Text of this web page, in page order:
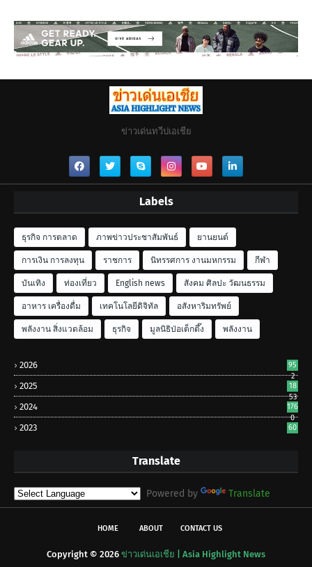
ข่าวเด่นทวีปเอเชีย
Labels
ธุรกิจ การตลาด ภาพข่าวประชาสัมพันธ์ ยานยนต์
การเงิน การลงทุน ราชการ นิทรรศการ งานมหกรรม กีฬา
บันเทิง ท่องเที่ยว English news สังคม ศิลปะ วัฒนธรรม
อาหาร เครื่องดื่ม เทคโนโลยีดิจิทัล อสังหาริมทรัพย์
พลังงาน สิ่งแวดล้อม ธุรกิจ มูลนิธิป่อเต็กตึ๊ง พลังงาน
2026
95
2
2025
18
53
2024
176
0
2023 60
Translate
Powered by Translate
HOME ABOUT CONTACT US
Copyright © 2026 ข่าวเด่นเอเชีย | Asia Highlight News